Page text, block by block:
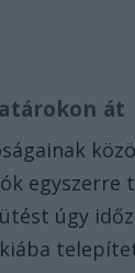
át
egyszerre
úgy